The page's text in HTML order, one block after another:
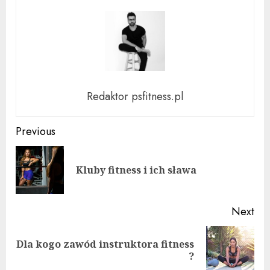
Redaktor psfitness.pl
Continue
Reading
Previous
Kluby fitness i ich sława
Next
Next
Dla kogo zawód instruktora fitness
?